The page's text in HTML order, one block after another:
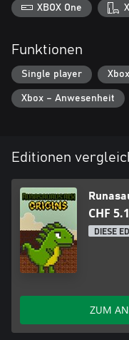
XBOX One
Funktionen
Single player
Xbox – Anwesenheit
Editionen
CHF
DIESE
ZUM